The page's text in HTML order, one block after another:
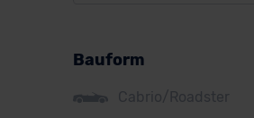
Citroen
Cupra
Bauform
Cabrio/Roadster